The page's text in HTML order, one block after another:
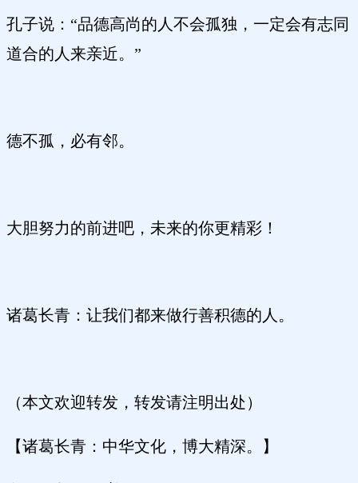
孔子说：“品德高尚的人不会孤独，一定会有志同
道合的人来亲近。”
德不孤，必有邻。
大胆努力的前进吧，未来的你更精彩！
诸葛长青：让我们都来做行善积德的人。
（本文欢迎转发，转发请注明出处）
【诸葛长青：中华文化，博大精深。】